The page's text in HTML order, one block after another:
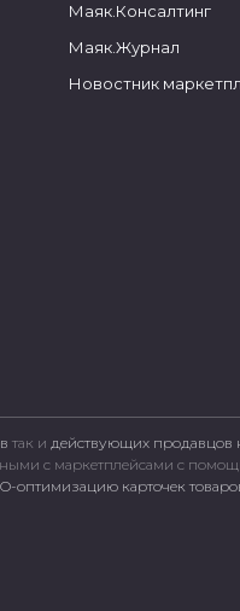
Маяк.Консалтинг
Маяк.Журнал
Новостник
так и действующих продавцов
с маркетплейсами c
оптимизацию карточек